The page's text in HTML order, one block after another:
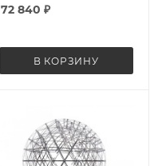
72 840 ₽
В КОРЗИНУ